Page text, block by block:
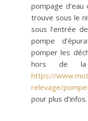
pompage
trouve sous le
sous l’entrée
pompe
pomper les
hors de la
https://
relevage/
pour plus d’infos.